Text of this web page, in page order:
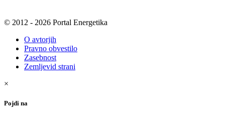
© 2012 - 2026 Portal Energetika
O avtorjih
Pravno obvestilo
Zasebnost
Zemljevid strani
×
Pojdi na